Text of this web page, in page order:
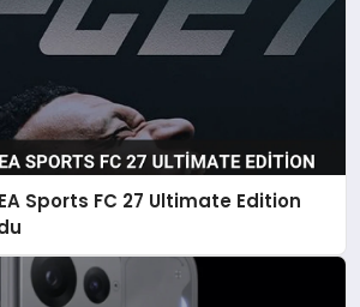
Sports FC 27 Ultimate Edition